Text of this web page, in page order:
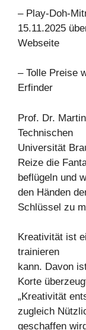
– Play-Doh-
15.11.2025
Webseite
– Tolle Preise
Erfinder
Prof. Dr.
Technischen
Universität
Reize die
beflügeln und
den Händen
Schlüssel zu
Kreativität ist
trainieren
kann. Davon
Korte
„Kreativität
zugleich
geschaffen